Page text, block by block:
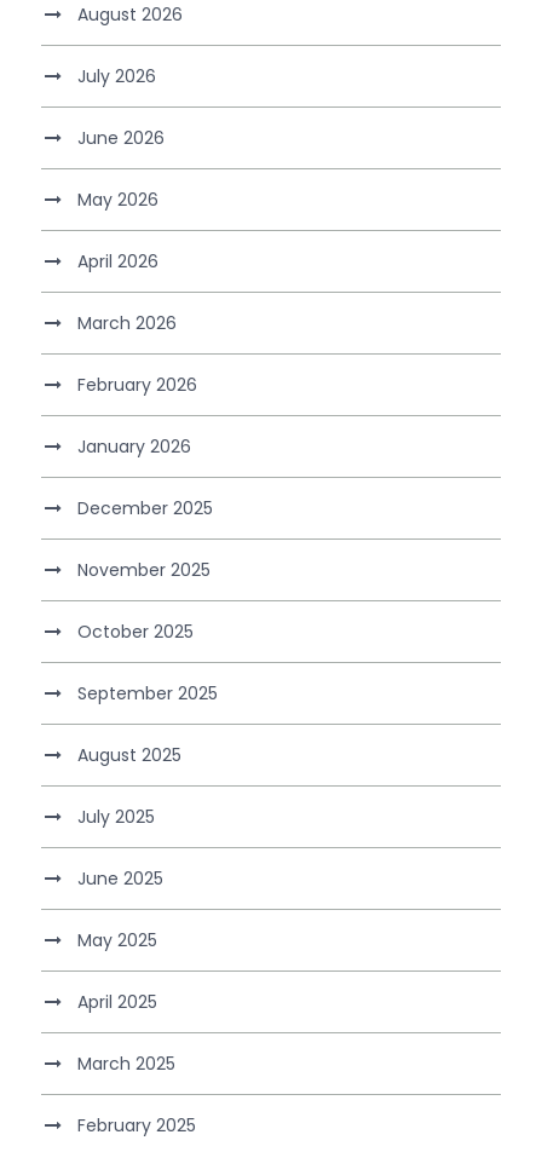
August 2026
July 2026
June 2026
May 2026
April 2026
March 2026
February 2026
January 2026
December 2025
November 2025
October 2025
September 2025
August 2025
July 2025
June 2025
May 2025
April 2025
March 2025
February 2025